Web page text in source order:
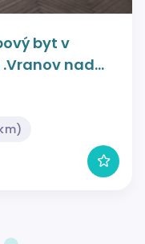
byt v
nad